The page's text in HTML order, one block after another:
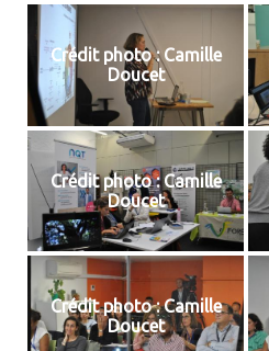
Crédit photo : Camille
Doucet
Crédit photo : Camille
Doucet
Crédit photo : Camille
Doucet